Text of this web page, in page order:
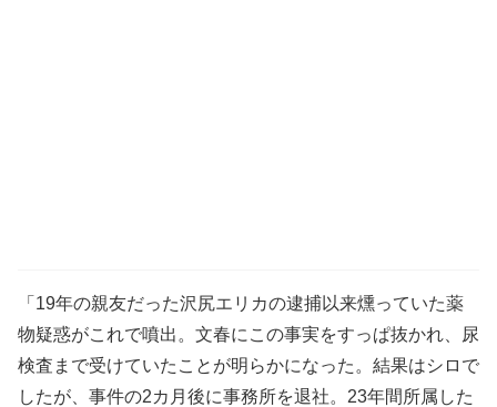
「19年の親友だった沢尻エリカの逮捕以来燻っていた薬
物疑惑がこれで噴出。文春にこの事実をすっぱ抜かれ、尿
検査まで受けていたことが明らかになった。結果はシロで
したが、事件の2カ月後に事務所を退社。23年間所属した